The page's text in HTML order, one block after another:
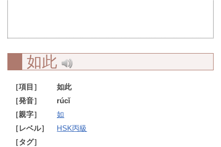
如此
［項目］
如此
［発音］
rúcǐ
［親字］
如
［レベル］
HSK丙級
［タグ］